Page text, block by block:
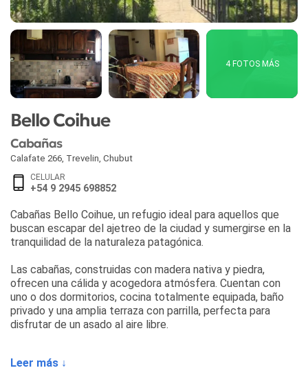
4 FOTOS MÁS
Bello Coihue
Cabañas
Calafate 266 Trevelin Chubut
CELULAR
+54 9 2945 698852
Cabañas Bello Coihue, un refugio ideal para aquellos que
buscan escapar del ajetreo de la ciudad y sumergirse en la
tranquilidad de la naturaleza patagónica.
Las cabañas, construidas con madera nativa y piedra,
ofrecen una cálida y acogedora atmósfera. Cuentan con
uno o dos dormitorios, cocina totalmente equipada, baño
privado y una amplia terraza con parrilla, perfecta para
disfrutar de un asado al aire libre.
impresionante del valle y las montañas circundantes. El
Leer más ↓